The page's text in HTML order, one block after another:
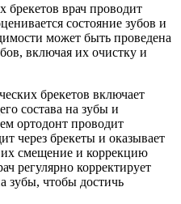
брекетов врач проводит
состояние зубов и
может быть проведена
включая их очистку и
брекетов включает
состава на зубы и
ортодонт проводит
через брекеты и оказывает
их смещение и коррекцию
регулярно корректирует
зубы, чтобы достичь